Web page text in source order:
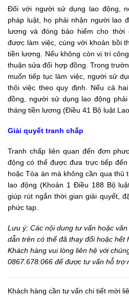
Đối với người sử dụng lao động,
pháp luật, họ phải nhận người lao
lương và đóng bảo hiểm cho thời
được làm việc, cùng với khoản bồi
tiền lương. Nếu không còn vị trí
thuận sửa đổi hợp đồng. Trong
muốn tiếp tục làm việc, người sử
thôi việc theo quy định. Nếu cả
đồng, người sử dụng lao động
tháng tiền lương (Điều 41 Bộ luật
Giải quyết tranh chấp
Tranh chấp liên quan đến đơn
động có thể được đưa trực tiếp
hoặc Tòa án mà không cần qua thủ
lao động (Khoản 1 Điều 188 Bộ
giúp rút ngắn thời gian giải quyết,
phức tạp.
Lưu ý: Các nội dung tư vấn hoặc
dẫn trên có thể đã thay đổi hoặc hết
Khách hàng vui lòng liên hệ với
0867.678.066 để được tư vấn hỗ trợ
Khách hàng cần tư vấn chi tiết mời